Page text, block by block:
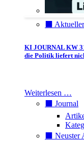
⬛️
KI JOURNAL KW
die Politik liefert
Weiterlesen …
⬛️ Journal
⬛️